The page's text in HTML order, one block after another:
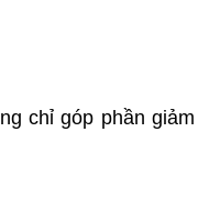
chỉ góp phần